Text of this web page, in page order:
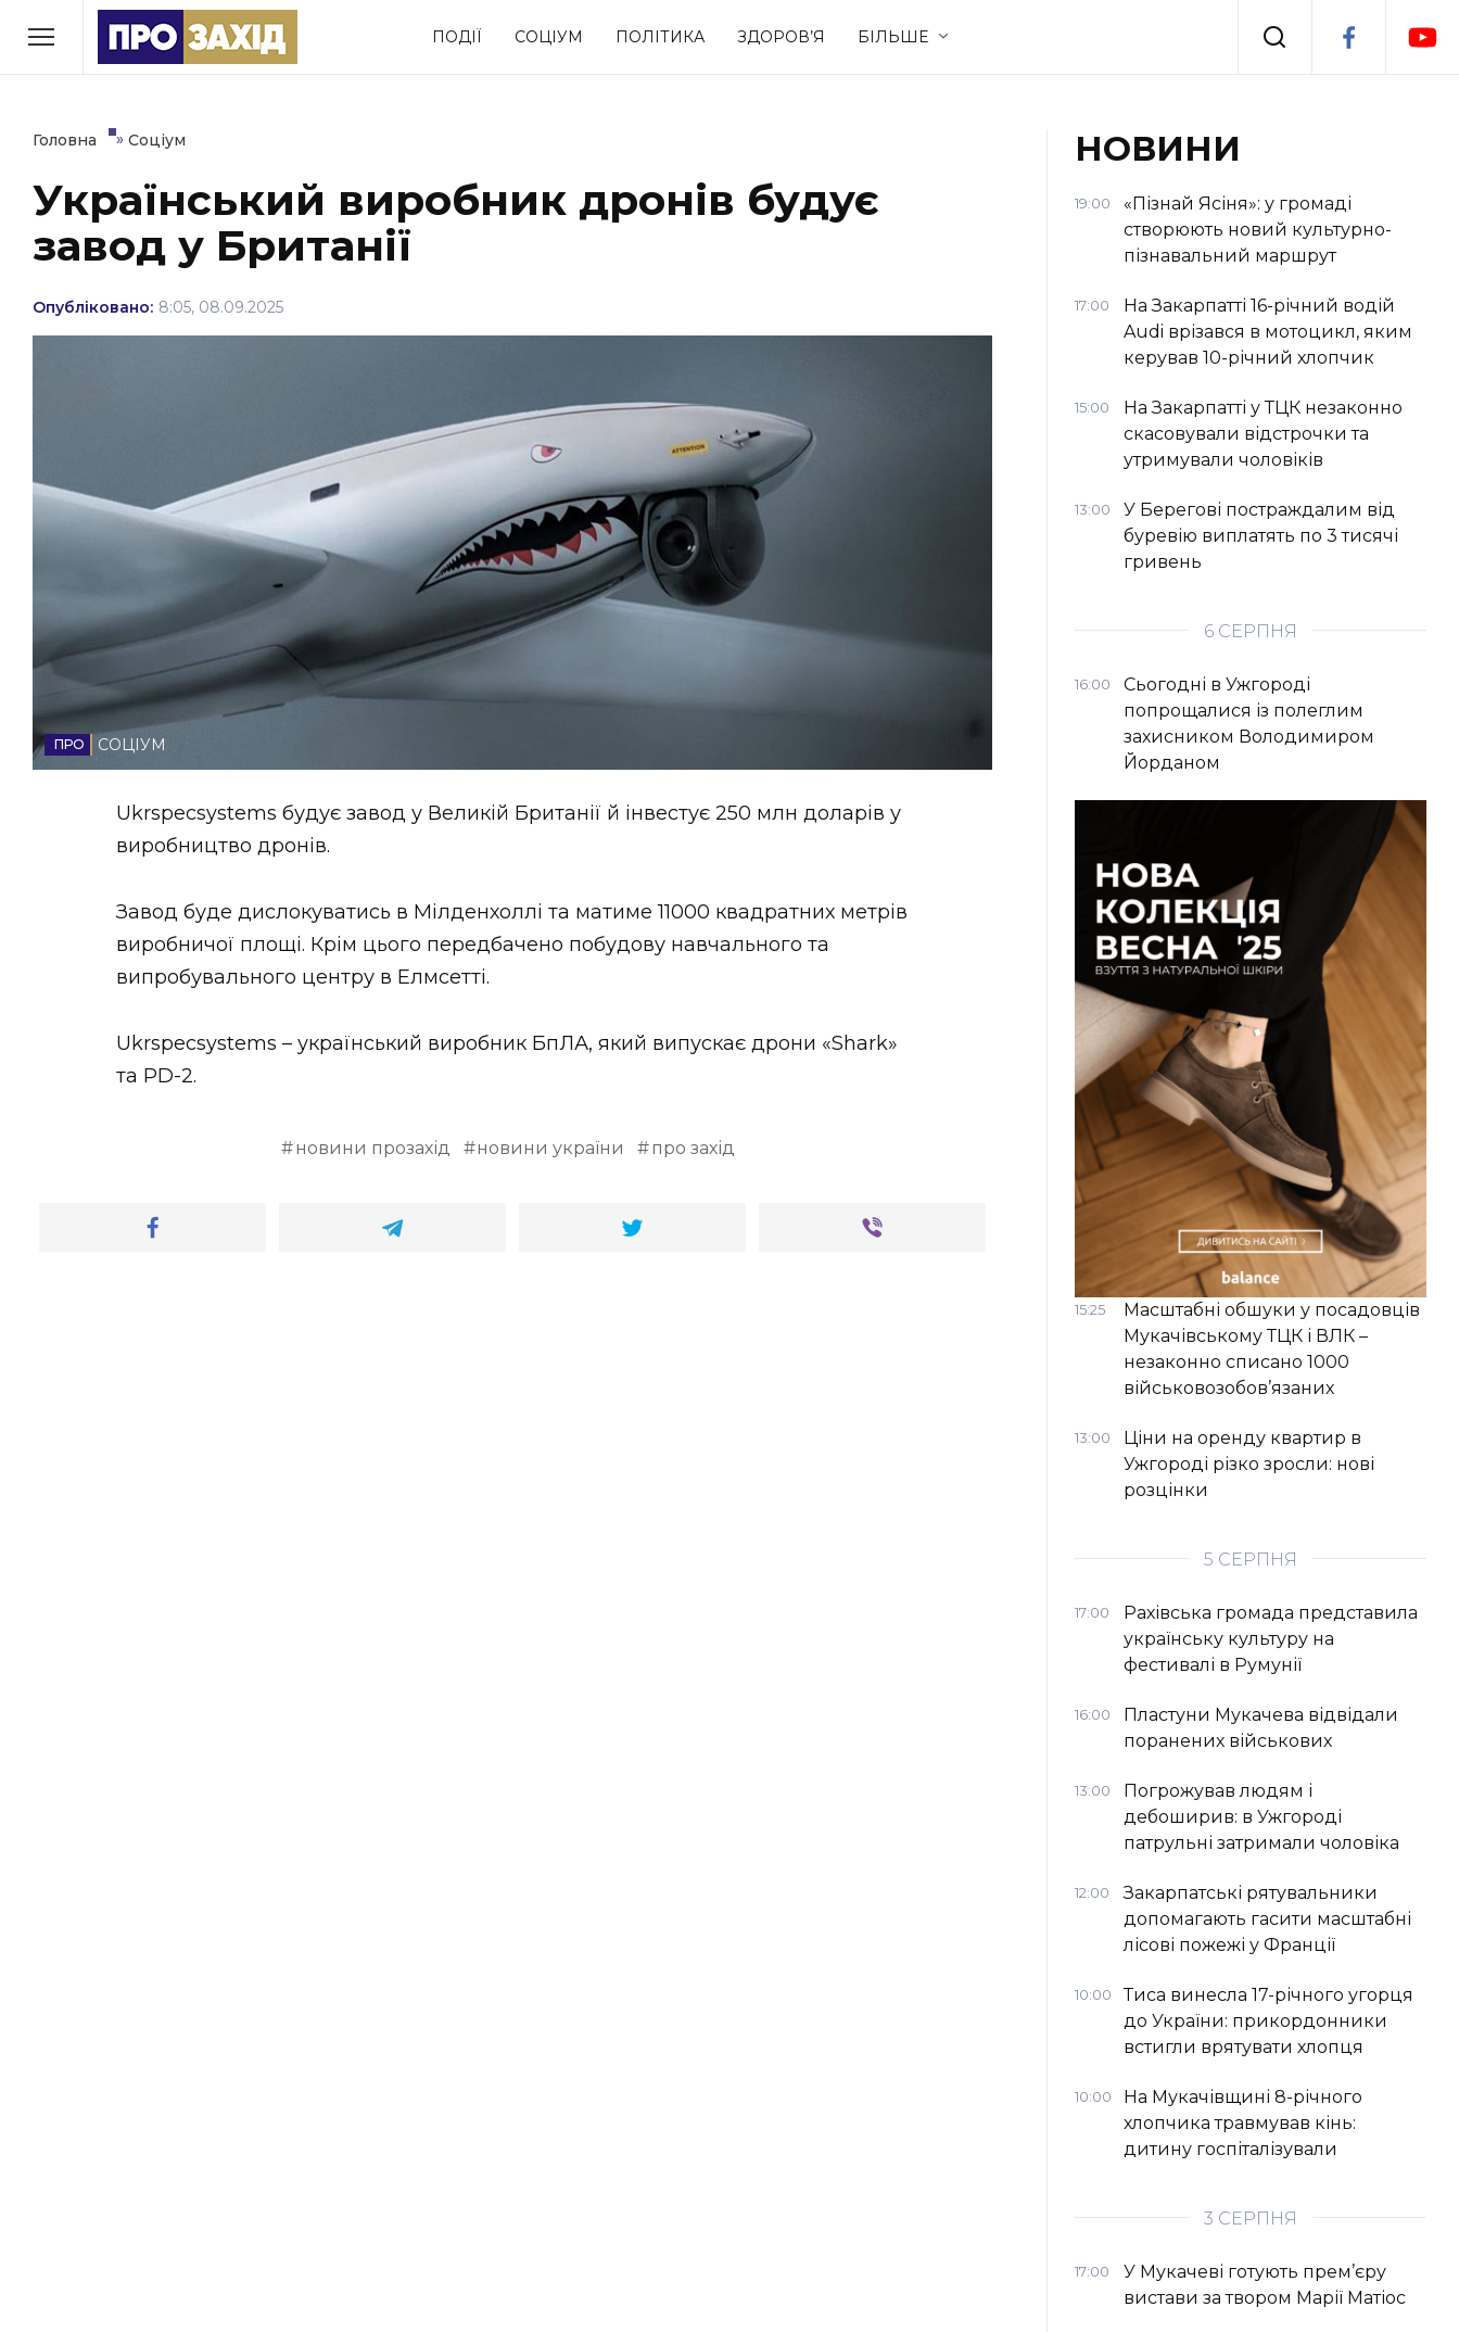
ПОДІЇ СОЦІУМ ПОЛІТИКА ЗДОРОВ’Я БІЛЬШЕ
РУБРИКИ
Економіка Події
Політика Соціум Спорт Стиль життя
Втрачений Ужгород
(відеоверсія)
НОВИНИ ЗАХІДНОЇ УКРАЇНИ
ФОТО
ВІДЕО
Головна » Соціум
Український виробник дронів будує
завод у Британії
Опубліковано: 8:05, 08.09.2025
СОЦІУМ
Ukrspecsystems будує завод у Великій Британії й інвестує 250 млн доларів у
виробництво дронів.
Завод буде дислокуватись в Мілденхоллі та матиме 11000 квадратних метрів
виробничої площі. Крім цього передбачено побудову навчального та
випробувального центру в Елмсетті.
Ukrspecsystems – український виробник БпЛА, який випускає дрони «Shark»
та PD-2.
новини прозахід новини україни про захід
НОВИНИ
19:00
«Пізнай Ясіня»: у громаді
створюють новий культурно-
пізнавальний маршрут
17:00
На Закарпатті 16-річний водій
Audi врізався в мотоцикл, яким
керував 10-річний хлопчик
15:00
На Закарпатті у ТЦК незаконно
скасовували відстрочки та
утримували чоловіків
13:00
У Берегові постраждалим від
буревію виплатять по 3 тисячі
гривень
6 СЕРПНЯ
16:00
Сьогодні в Ужгороді
попрощалися із полеглим
захисником Володимиром
Йорданом
15:25
Масштабні обшуки у посадовців
Мукачівському ТЦК і ВЛК –
незаконно списано 1000
військовозобов’язаних
13:00
Ціни на оренду квартир в
Ужгороді різко зросли: нові
розцінки
5 СЕРПНЯ
17:00
Рахівська громада представила
українську культуру на
фестивалі в Румунії
16:00
Пластуни Мукачева відвідали
поранених військових
13:00
Погрожував людям і
дебоширив: в Ужгороді
патрульні затримали чоловіка
12:00
Закарпатські рятувальники
допомагають гасити масштабні
лісові пожежі у Франції
10:00
Тиса винесла 17-річного угорця
до України: прикордонники
встигли врятувати хлопця
10:00
На Мукачівщині 8-річного
хлопчика травмував кінь:
дитину госпіталізували
3 СЕРПНЯ
17:00
У Мукачеві готують прем’єру
вистави за твором Марії Матіос